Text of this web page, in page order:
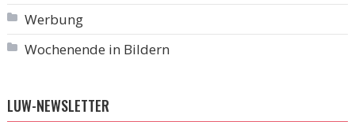
Werbung
Wochenende in Bildern
LUW-NEWSLETTER